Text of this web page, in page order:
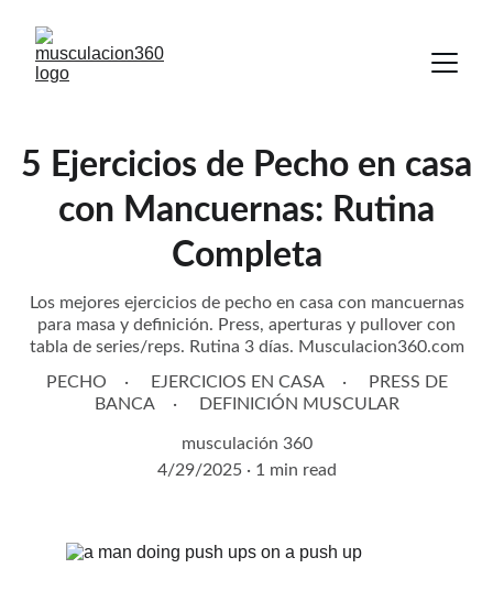
5 Ejercicios de Pecho en casa
con Mancuernas: Rutina
Completa
Los mejores ejercicios de pecho en casa con mancuernas
para masa y definición. Press, aperturas y pullover con
tabla de series/reps. Rutina 3 días. Musculacion360.com
PECHO
EJERCICIOS EN CASA
PRESS DE
BANCA
DEFINICIÓN MUSCULAR
musculación 360
4/29/2025
1 min read